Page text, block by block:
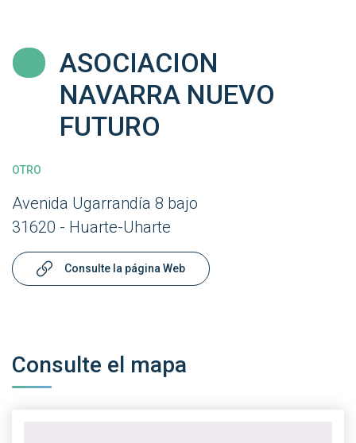
ASOCIACION
NAVARRA NUEVO
FUTURO
OTRO
Avenida Ugarrandía 8 bajo
31620 - Huarte-Uharte
Consulte la página Web
Consulte el mapa